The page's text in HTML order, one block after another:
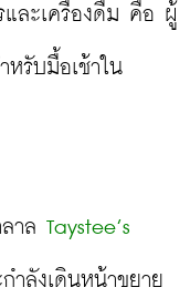
และเครื่องดื่ม คือ ผู้
หรับมื้อเช้าใน
าล Taystee’s
ำลังเดินหน้าขยาย